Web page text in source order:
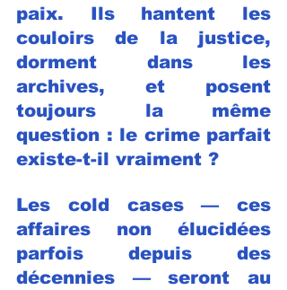
paix. Ils hantent les
couloirs de la justice,
dorment dans les
archives, et posent
toujours la même
question : le crime parfait
existe-t-il vraiment ?
Les cold cases — ces
affaires non élucidées
parfois depuis des
décennies — seront au